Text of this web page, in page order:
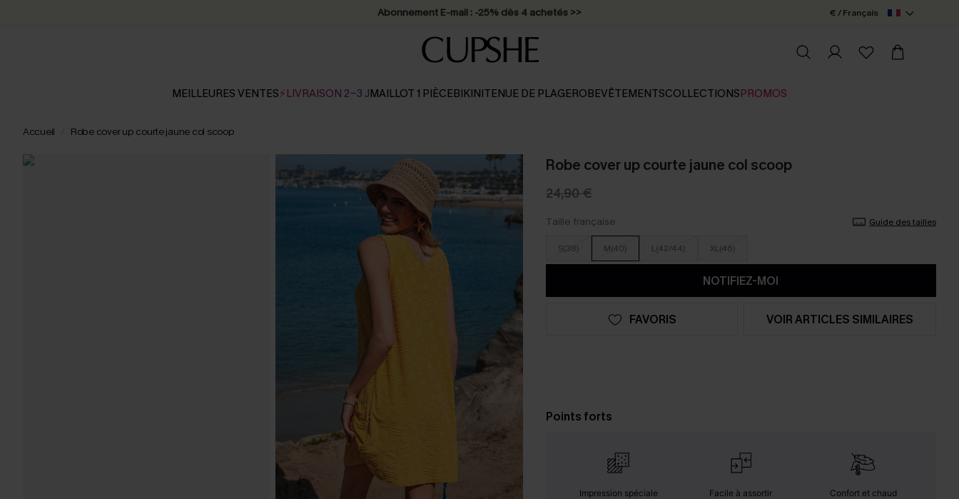
Abonnement E-mail : -25% dès 4 achetés >> € / Français
MEILLEURES VENTES⚡LIVRAISON 2-3 JMAILLOT 1 PIÈCEBIKINITENUE DE PLAGEROBEVÊTEMENTSCOLLECTIONSPROMOS
Accueil Robe cover up courte jaune col scoop
Robe cover up courte jaune col scoop
24,90 €
Taille française Guide des tailles
S(38) M(40) L(42/44) XL(46)
NOTIFIEZ-MOI
FAVORIS VOIR ARTICLES SIMILAIRES
Points forts
Impression spéciale Facile à assortir Confort et chaud